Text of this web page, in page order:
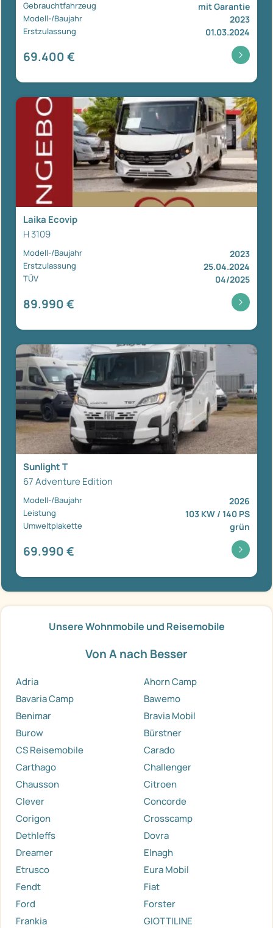
Gebrauchtfahrzeug mit Garantie
Modell-/Baujahr 2023
Erstzulassung 01.03.2024
69.400 €
Laika Ecovip
H 3109
Modell-/Baujahr 2023
Erstzulassung 25.04.2024
TÜV 04/2025
89.990 €
Sunlight T
67 Adventure Edition
Modell-/Baujahr 2026
Leistung 103 KW / 140 PS
Umweltplakette grün
69.990 €
Unsere Wohnmobile und Reisemobile
Von A nach Besser
Adria
Ahorn Camp
Bavaria Camp
Bawemo
Benimar
Bravia Mobil
Burow
Bürstner
CS Reisemobile
Carado
Carthago
Challenger
Chausson
Citroen
Clever
Concorde
Corigon
Crosscamp
Dethleffs
Dovra
Dreamer
Elnagh
Etrusco
Eura Mobil
Fendt
Fiat
Ford
Forster
Frankia
GIOTTILINE